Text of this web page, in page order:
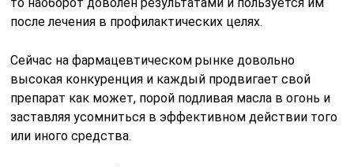
после лечения в профилактических целях.
Сейчас на фармацевтическом рынке довольно
высокая конкуренция и каждый продвигает свой
препарат как может, порой подливая масла в огонь и
заставляя усомниться в эффективном действии того
или иного средства.